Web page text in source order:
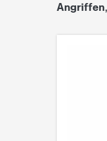
Angriffen